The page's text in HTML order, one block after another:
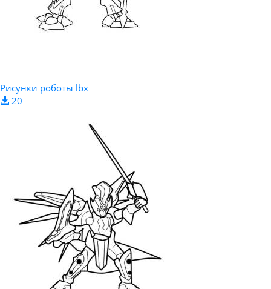
Рисунки роботы lbx
20